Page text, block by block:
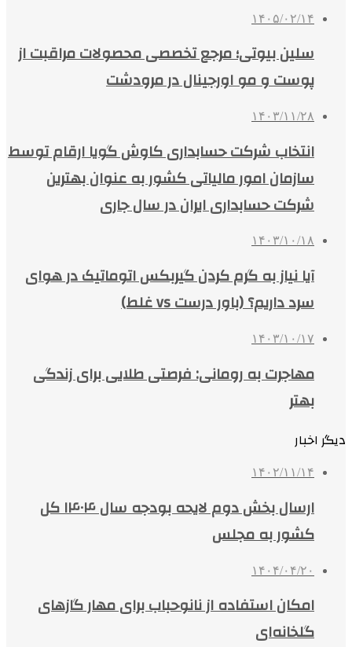
۱۴۰۵/۰۲/۱۴
سلین بیوتی؛ مرجع تخصصی محصولات مراقبت از
پوست و مو اورجینال در مرودشت
۱۴۰۳/۱۱/۲۸
انتخاب شرکت حسابداری کاوش گویا ارقام توسط
سازمان امور مالیاتی کشور به عنوان بهترین
شرکت حسابداری ایران در سال جاری
۱۴۰۳/۱۰/۱۸
آیا نیاز به گرم کردن گیربکس اتوماتیک در هوای
سرد داریم؟ (باور درست vs غلط)
۱۴۰۳/۱۰/۱۷
مهاجرت به رومانی: فرصتی طلایی برای زندگی
بهتر
دیگر اخبار
۱۴۰۲/۱۱/۱۴
ارسال بخش دوم لایحه بودجه سال ۱۴۰۴ کل
کشور به مجلس
۱۴۰۴/۰۴/۲۰
امکان استفاده از نانوحباب برای مهار گازهای
گلخانه‌ای